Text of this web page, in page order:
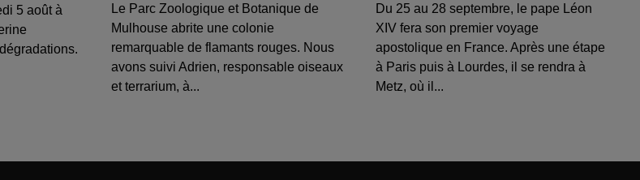
5 août à
Le Parc Zoologique et Botanique de
Mulhouse abrite une colonie
remarquable de flamants rouges. Nous
avons suivi Adrien, responsable oiseaux
et terrarium, à...
Du 25 au 28 septembre, le pape Léon
XIV fera son premier voyage
apostolique en France. Après une étape
à Paris puis à Lourdes, il se rendra à
Metz, où il...